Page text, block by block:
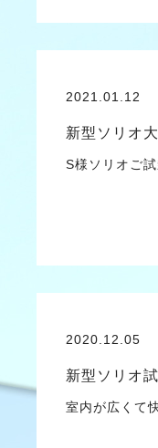
2021.01.12
新型ソリオ
S様ソリオご
2020.12.05
新型ソリオ
室内が広くて